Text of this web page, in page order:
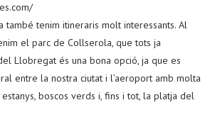
també tenim itineraris molt interessants. Al
el parc de Collserola, que tots ja
Llobregat és una bona opció, ja que es
entre la nostra ciutat i l’aeroport amb molta
boscos verds i, fins i tot, la platja del